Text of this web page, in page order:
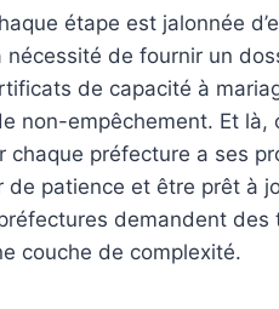
étape est jalonnée
de fournir un
de capacité à
non-empêchement. Et là,
préfecture a ses
de patience et être prêt à
demandent des
couche de complexité.